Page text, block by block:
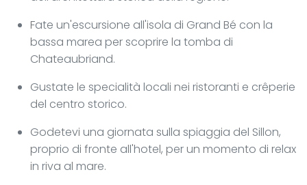
Fate un'escursione all'isola di Grand Bé con la
bassa marea per scoprire la tomba di
Chateaubriand.
Gustate le specialità locali nei ristoranti e crêperie
del centro storico.
Godetevi una giornata sulla spiaggia del Sillon,
proprio di fronte all'hotel, per un momento di relax
in riva al mare.